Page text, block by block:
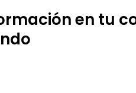
en tu